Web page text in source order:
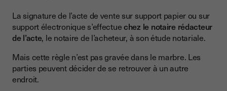
La signature de l’acte de vente sur support papier ou sur
support électronique s’effectuechez le notaire rédacteur
de l’acte, le notaire de l’acheteur, à son étude notariale.
Mais cette règle n’est pas gravée dans le marbre. Les
parties peuvent décider de se retrouver à un autre
endroit.